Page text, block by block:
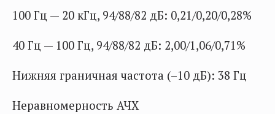
100 Гц — 20 кГц, 94/88/82 дБ: 0,21/0,20/0,28%
40 Гц — 100 Гц, 94/88/82 дБ: 2,00/1,06/0,71%
Нижняя граничная частота (–10 дБ): 38 Гц
Неравномерность АЧХ